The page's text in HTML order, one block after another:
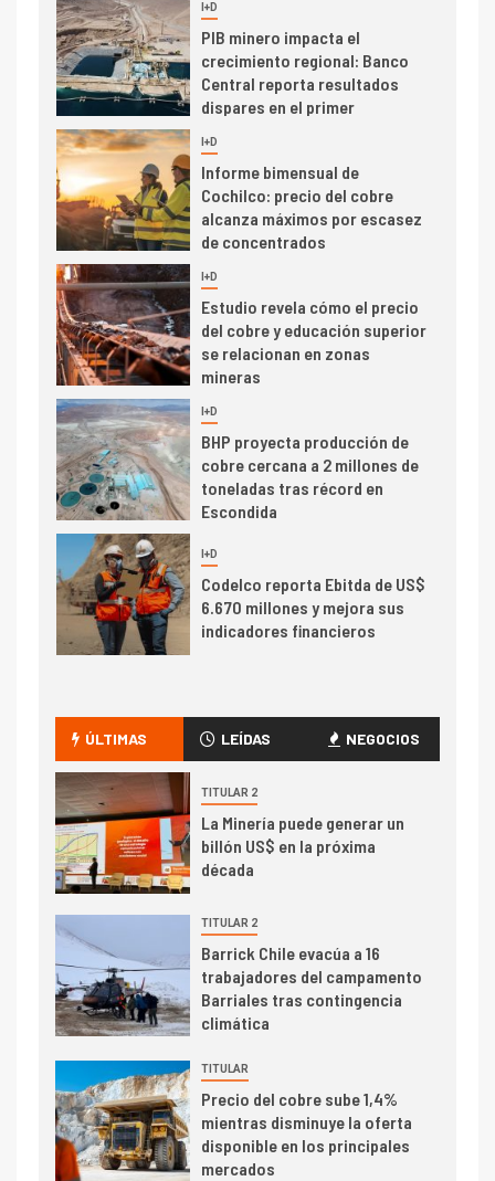
3 I+D
PIB minero impacta el
crecimiento regional: Banco
Central reporta resultados
dispares en el primer
4 I+D
Informe bimensual de
Cochilco: precio del cobre
alcanza máximos por escasez
de concentrados
5 I+D
Estudio revela cómo el precio
del cobre y educación superior
se relacionan en zonas
mineras
6 I+D
BHP proyecta producción de
cobre cercana a 2 millones de
toneladas tras récord en
Escondida
I+D
Codelco reporta Ebitda de US$
6.670 millones y mejora sus
indicadores financieros
camión 100% eléctrico para
transportar cátodos al Puerto
2
Producción minera en mayo de
I+D
PIB minero impacta el
crecimiento regional: Banco
Central reporta resultados
trimestre
4
Informe bimensual de
Cochilco: precio del cobre
alcanza máximos por escasez
ÚLTIMAS LEÍDAS NEGOCIOS
TITULAR 2
La Minería puede generar un
billón US$ en la próxima
década
TITULAR 2
Barrick Chile evacúa a 16
trabajadores del campamento
Barriales tras contingencia
climática
TITULAR
Precio del cobre sube 1,4%
mientras disminuye la oferta
disponible en los principales
mercados